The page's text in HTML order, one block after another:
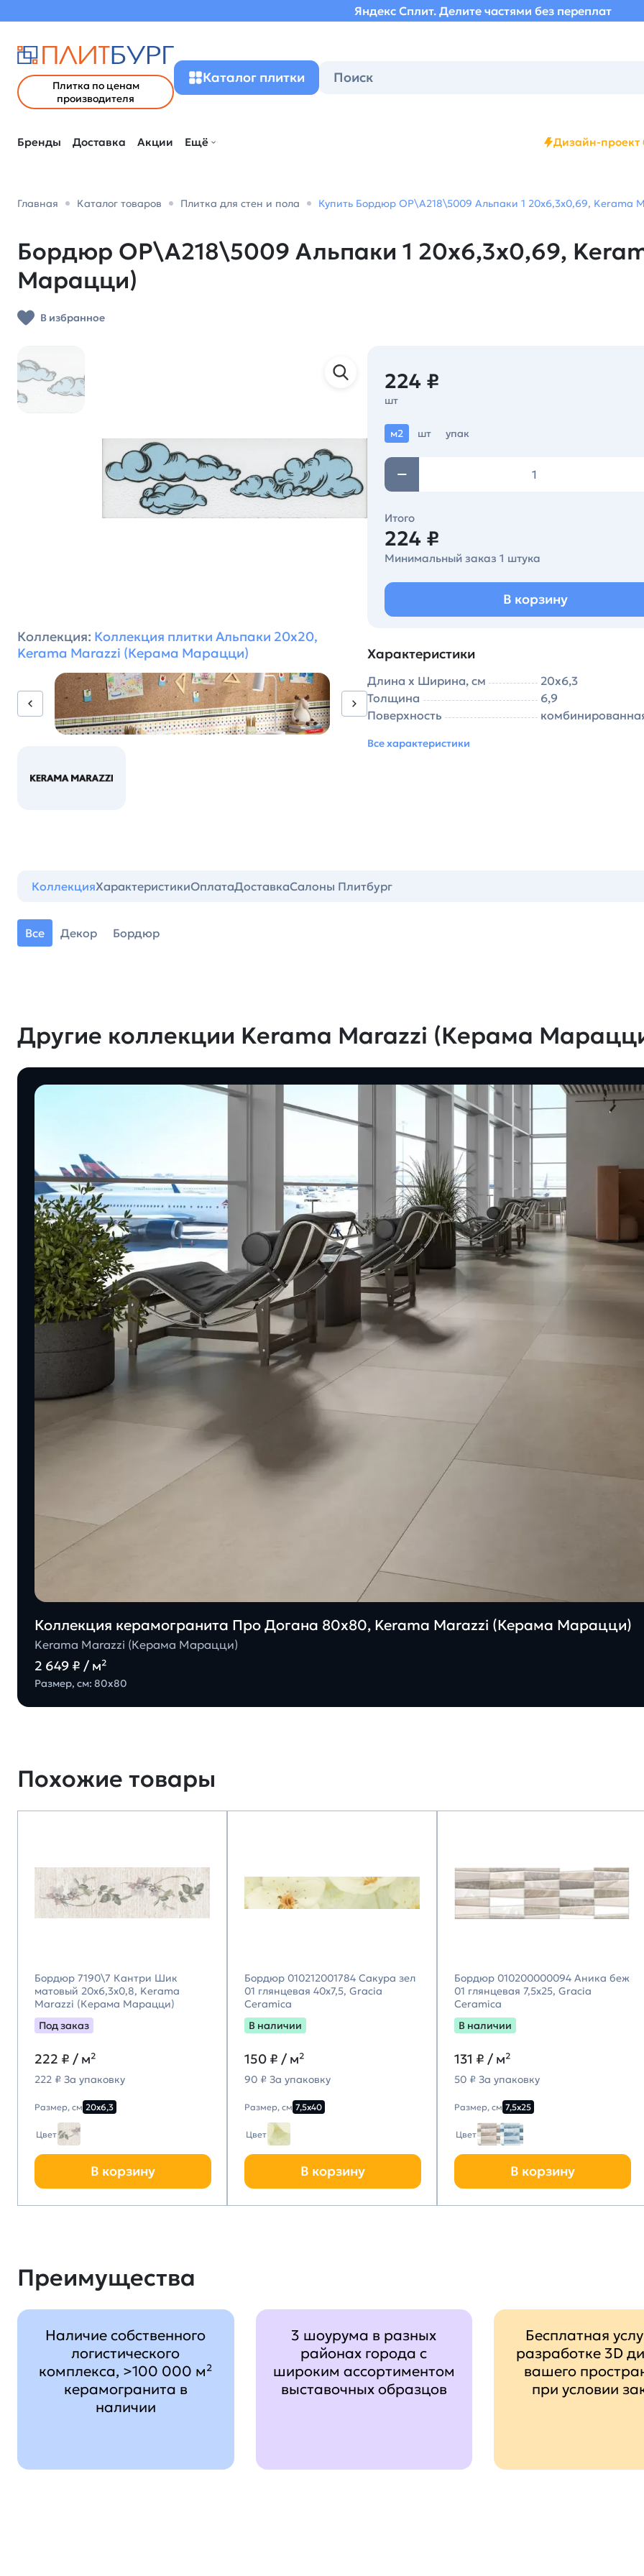
Яндекс Сплит. Делите частями без переплат
Плитка по ценам
производителя
Каталог плитки
Бренды Доставка Акции Ещё Дизайн-проект
Главная Каталог товаров Плитка для стен и пола Купить Бордюр OP\A218\5009 Альпаки 1 20x6,3x0,69,
Бордюр OP\A218\5009 Альпаки 1 20x6,3x0,69,
Марацци)
В избранное
Коллекция: Коллекция плитки Альпаки 20x20,
Kerama Marazzi (Керама Марацци)
224 ₽
шт
м2 шт упак
Итого
224 ₽
Минимальный заказ 1 штука
В корзину
Характеристики
Длина х Ширина, см
20х6,3
Толщина
6,9
Поверхность
Все характеристики
КоллекцияХарактеристикиОплатаДоставкаСалоны Плитбург
Все Декор Бордюр
Другие коллекции Kerama Marazzi (Керама
Коллекция керамогранита Про Догана 80х80, Kerama Marazzi (Керама Марацци)
Kerama Marazzi (Керама Марацци)
2 649 ₽ / м²
Размер, см: 80х80
Похожие товары
Бордюр 7190\7 Кантри Шик
матовый 20x6,3x0,8, Kerama
Marazzi (Керама Марацци)
Под заказ
222 ₽ / м²
222 ₽ За упаковку
Размер, см 20х6,3
Цвет
В корзину
Бордюр 010212001784 Сакура зел
01 глянцевая 40х7,5, Gracia
Ceramica
В наличии
150 ₽ / м²
90 ₽ За упаковку
Размер, см 7,5х40
Цвет
В корзину
Бордюр 010200000094 Аника беж
01 глянцевая 7,5х25, Gracia
Ceramica
В наличии
131 ₽ / м²
50 ₽ За упаковку
Размер, см 7,5х25
Цвет
В корзину
Преимущества
Наличие собственного
логистического
комплекса, >100 000 м²
керамогранита в
наличии
3 шоурума в разных
районах города с
широким ассортиментом
выставочных образцов
Бесплатная
разработке 3D
вашего
при условии